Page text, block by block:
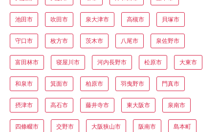
池田市 吹田市 泉大津市 高槻市 貝塚市
守口市 枚方市 茨木市 八尾市 泉佐野市
富田林市 寝屋川市 河内長野市 松原市 大東市
和泉市 箕面市 柏原市 羽曳野市 門真市
摂津市 高石市 藤井寺市 東大阪市 泉南市
四條畷市 交野市 大阪狭山市 阪南市 島本町